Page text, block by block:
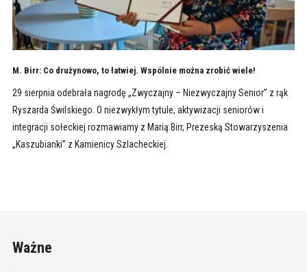
M. Birr: Co drużynowo, to łatwiej. Wspólnie można zrobić wiele!
29 sierpnia odebrała nagrodę „Zwyczajny – Niezwyczajny Senior” z rąk
Ryszarda Świlskiego. O niezwykłym tytule, aktywizacji seniorów i
integracji sołeckiej rozmawiamy z Marią Birr, Prezeską Stowarzyszenia
„Kaszubianki” z Kamienicy Szlacheckiej.
Ważne